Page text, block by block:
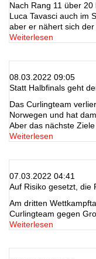
Nach Rang 11 über
Luca Tavasci auch im
aber er nähert sich der
Weiterlesen
08.03.2022 09:05
Statt Halbfinals geht
Das Curlingteam
Norwegen und hat
Aber das nächste
Weiterlesen
07.03.2022 04:41
Auf Risiko gesetzt, die
Am dritten
Curlingteam gegen
Weiterlesen